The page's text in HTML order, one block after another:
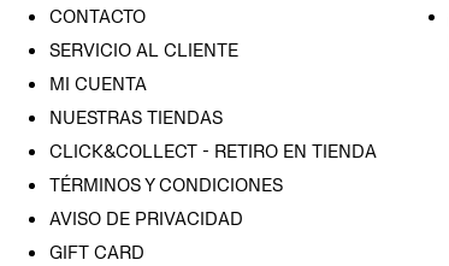
CONTACTO
SERVICIO AL CLIENTE
MI CUENTA
NUESTRAS TIENDAS
CLICK&COLLECT - RETIRO EN TIENDA
TÉRMINOS Y CONDICIONES
AVISO DE PRIVACIDAD
GIFT CARD